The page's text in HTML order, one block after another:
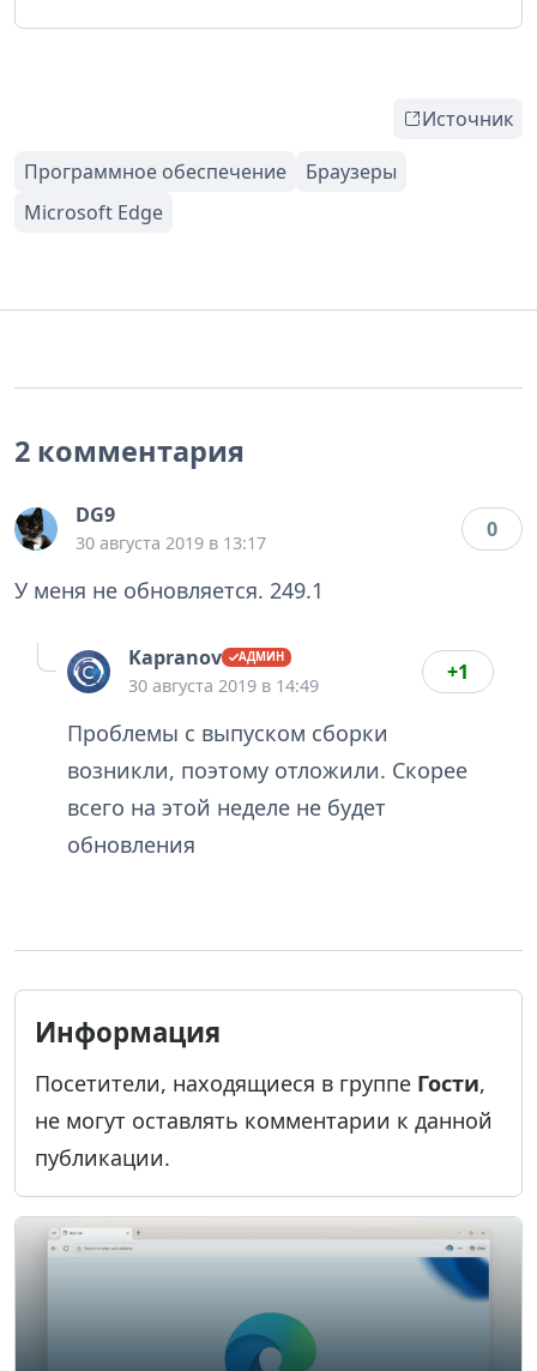
Источник
2 комментария
DG9
30 августа 2019 в 13:17
0
У меня не обновляется. 249.1
Kapranov
30 августа 2019 в 14:49
+1
Проблемы с выпуском сборки
возникли, поэтому отложили. Скорее
всего на этой неделе не будет
обновления
Информация
Посетители, находящиеся в группе Гости,
не могут оставлять комментарии к данной
публикации.